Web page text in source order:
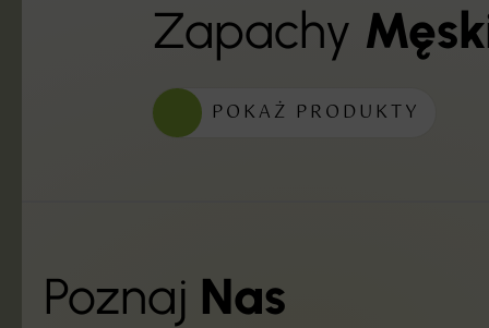
Zapachy
POKAŻ PRODUKTY
Poznaj Nas